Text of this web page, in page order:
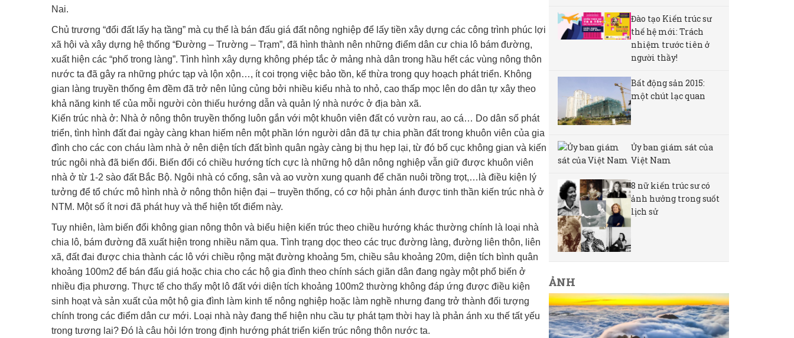
Nai.
Chủ trương “đổi đất lấy hạ tầng” mà cụ thể là bán đấu giá đất nông nghiệp để lấy tiền xây dựng các công trình phúc lợi
xã hội và xây dựng hệ thống “Đường – Trường – Trạm”, đã hình thành nên những điểm dân cư chia lô bám đường,
xuất hiện các “phố trong làng”. Tình hình xây dựng không phép tắc ở mảng nhà dân trong hầu hết các vùng nông thôn
nước ta đã gây ra những phức tạp và lộn xộn…, ít coi trọng việc bảo tồn, kế thừa trong quy hoạch phát triển. Không
gian làng truyền thống êm đềm đã trở nên lủng củng bởi nhiều kiểu nhà to nhỏ, cao thấp mọc lên do dân tự xây theo
khả năng kinh tế của mỗi người còn thiếu hướng dẫn và quản lý nhà nước ở địa bàn xã.
Kiến trúc nhà ở: Nhà ở nông thôn truyền thống luôn gắn với một khuôn viên đất có vườn rau, ao cá… Do dân số phát
triển, tình hình đất đai ngày càng khan hiếm nên một phần lớn người dân đã tự chia phần đất trong khuôn viên của gia
đình cho các con cháu làm nhà ở nên diện tích đất bình quân ngày càng bị thu hẹp lại, từ đó bố cục không gian và kiến
trúc ngôi nhà đã biến đổi. Biến đổi có chiều hướng tích cực là những hộ dân nông nghiệp vẫn giữ được khuôn viên
nhà ở từ 1-2 sào đất Bắc Bộ. Ngôi nhà có cổng, sân và ao vườn xung quanh để chăn nuôi trồng trọt,…là điều kiện lý
tưởng để tổ chức mô hình nhà ở nông thôn hiện đại – truyền thống, có cơ hội phản ánh được tinh thần kiến trúc nhà ở
NTM. Một số ít nơi đã phát huy và thể hiện tốt điểm này.
Tuy nhiên, làm biến đổi không gian nông thôn và biểu hiện kiến trúc theo chiều hướng khác thường chính là loại nhà
chia lô, bám đường đã xuất hiện trong nhiều năm qua. Tình trạng dọc theo các trục đường làng, đường liên thôn, liên
xã, đất đai được chia thành các lô với chiều rộng mặt đường khoảng 5m, chiều sâu khoảng 20m, diện tích bình quân
khoảng 100m2 để bán đấu giá hoặc chia cho các hộ gia đình theo chính sách giãn dân đang ngày một phổ biến ở
nhiều địa phương. Thực tế cho thấy một lô đất với diện tích khoảng 100m2 thường không đáp ứng được điều kiện
sinh hoạt và sản xuất của một hộ gia đình làm kinh tế nông nghiệp hoặc làm nghề nhưng đang trở thành đối tượng
chính trong các điểm dân cư mới. Loại nhà này đang thể hiện nhu cầu tự phát tạm thời hay là phản ánh xu thế tất yếu
trong tương lai? Đó là câu hỏi lớn trong định hướng phát triển kiến trúc nông thôn nước ta.
Đào tạo Kiến trúc sư
thế hệ mới: Trách
nhiệm trước tiên ở
người thầy!
Bất động sản 2015:
một chút lạc quan
Ủy ban giám sát của
Việt Nam
8 nữ kiến ​​trúc sư có
ảnh hưởng trong suốt
lịch sử
ẢNH